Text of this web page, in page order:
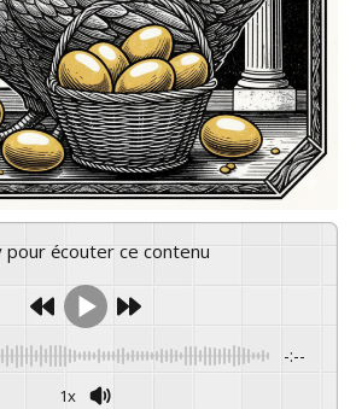
pour écouter ce contenu
-:--
1x